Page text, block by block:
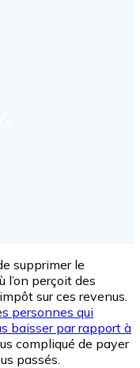
supprimer le
l’on perçoit des
sur ces revenus.
personnes qui
baisser par rapport à
compliqué de payer
passés.